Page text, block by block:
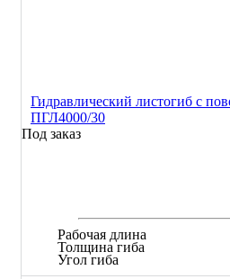
Гидравлический листогиб с
ПГЛ4000/30
Под заказ
Рабочая длина
Толщина гиба
Угол гиба